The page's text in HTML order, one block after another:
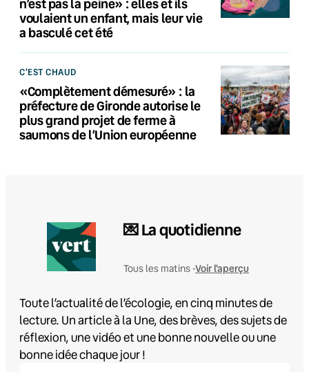
voulaient un enfant, mais leur vie
a basculé cet été
C'EST CHAUD
«Complètement démesuré» : la
préfecture de Gironde autorise le
plus grand projet de ferme à
saumons de l’Union européenne
💌 La quotidienne
Tous les matins •Voir l'aperçu
Toute l’actualité de l’écologie, en cinq minutes de
lecture. Un article à la Une, des brèves, des sujets de
réflexion, une vidéo et une bonne nouvelle ou une
bonne idée chaque jour !